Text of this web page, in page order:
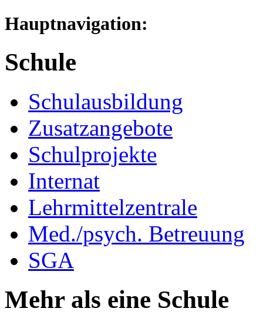
Hauptnavigation:
Schule
Schulausbildung
Zusatzangebote
Schulprojekte
Internat
Lehrmittelzentrale
Med./psych. Betreuung
SGA
Mehr als eine Schule